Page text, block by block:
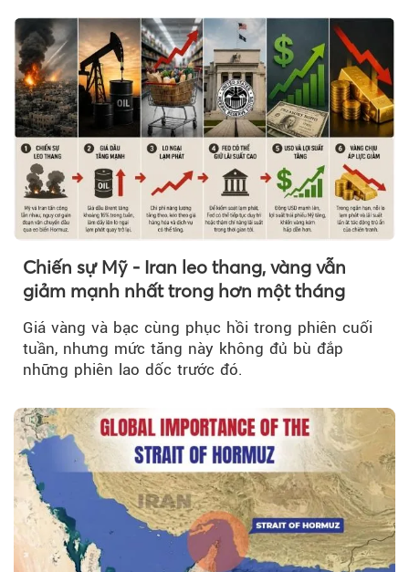
Chiến sự Mỹ - Iran leo thang, vàng vẫn
giảm mạnh nhất trong hơn một tháng
Giá vàng và bạc cùng phục hồi trong phiên cuối
tuần, nhưng mức tăng này không đủ bù đắp
những phiên lao dốc trước đó.